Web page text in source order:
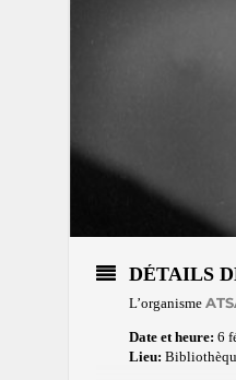
DÉTAILS
L’organisme
Date et heure: 6
Lieu: